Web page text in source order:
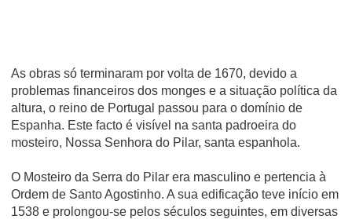
As obras só terminaram por volta de 1670, devido a
problemas financeiros dos monges e a situação política da
altura, o reino de Portugal passou para o domínio de
Espanha. Este facto é visível na santa padroeira do
mosteiro, Nossa Senhora do Pilar, santa espanhola.
O Mosteiro da Serra do Pilar era masculino e pertencia à
Ordem de Santo Agostinho. A sua edificação teve iní­cio em
1538 e prolongou-se pelos séculos seguintes, em diversas